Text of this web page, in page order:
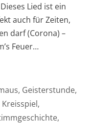
Lied ist ein
auch für Zeiten,
darf (Corona) –
Feuer…
, Geisterstunde,
Kreisspiel,
,